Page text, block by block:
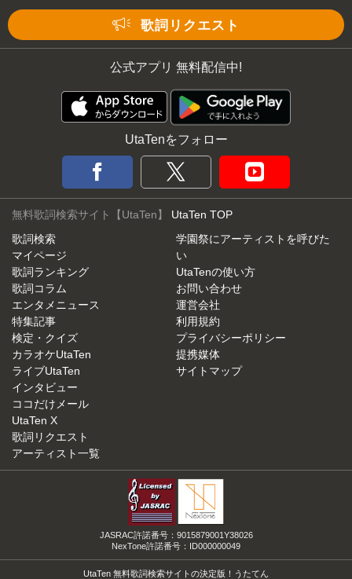
歌詞リクエスト
公式アプリ 無料配信中!
UtaTenをフォロー
無料歌詞検索サイト【UtaTen】 UtaTen TOP
歌詞検索
マイページ
歌詞ランキング
歌詞コラム
エンタメニュース
特集記事
検定・クイズ
カラオケUtaTen
ライブUtaTen
インタビュー
ココだけメール
UtaTen X
歌詞リクエスト
アーティスト一覧
学園祭にアーティストを呼びた
い
UtaTenの使い方
お問い合わせ
運営会社
利用規約
プライバシーポリシー
提携媒体
サイトマップ
JASRAC許諾番号：9015879001Y38026
NexTone許諾番号：ID000000049
UtaTen 無料歌詞検索サイトの決定版！うたてん